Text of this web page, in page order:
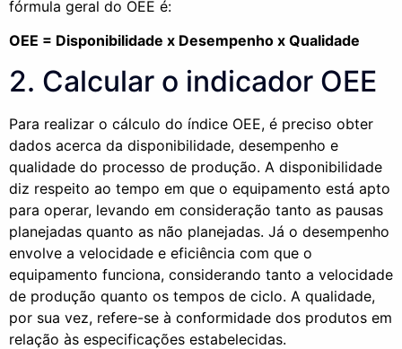
fórmula geral do OEE é:
OEE = Disponibilidade x Desempenho x Qualidade
2. Calcular o indicador OEE
Para realizar o cálculo do índice OEE, é preciso obter
dados acerca da disponibilidade, desempenho e
qualidade do processo de produção. A disponibilidade
diz respeito ao tempo em que o equipamento está apto
para operar, levando em consideração tanto as pausas
planejadas quanto as não planejadas. Já o desempenho
envolve a velocidade e eficiência com que o
equipamento funciona, considerando tanto a velocidade
de produção quanto os tempos de ciclo. A qualidade,
por sua vez, refere-se à conformidade dos produtos em
relação às especificações estabelecidas.